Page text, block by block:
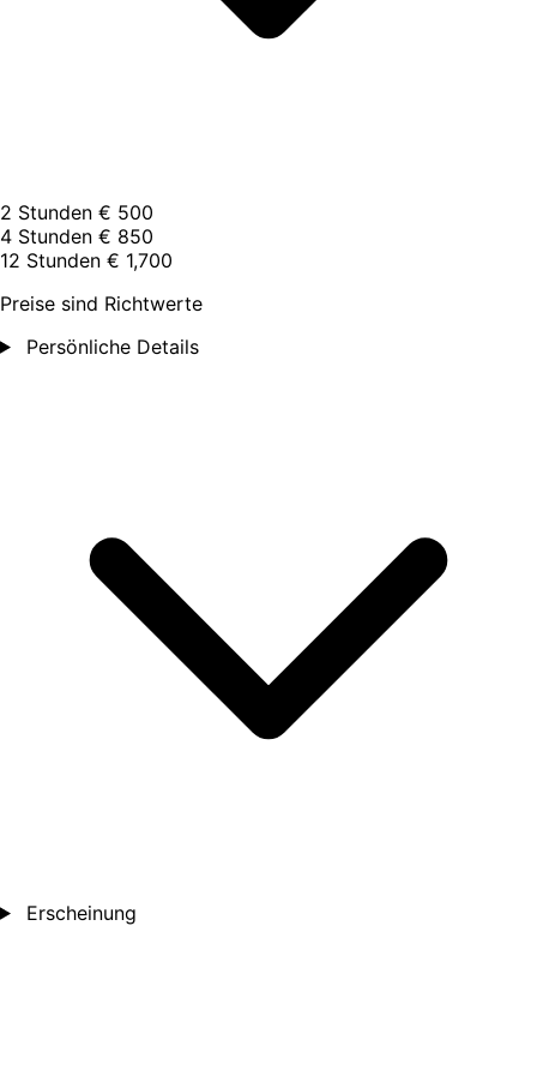
2 Stunden € 500
4 Stunden € 850
12 Stunden € 1,700
Preise sind Richtwerte
Persönliche Details
Erscheinung